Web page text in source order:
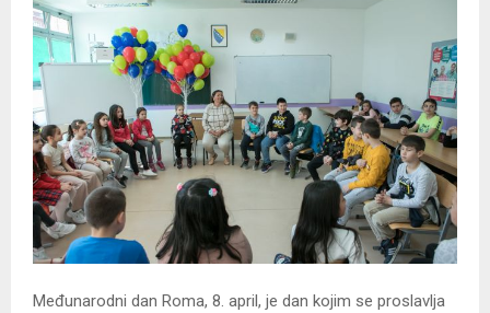
Međunarodni dan Roma, 8. april, je dan kojim se proslavlja